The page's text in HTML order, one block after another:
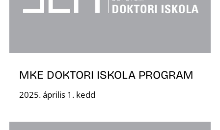
MKE DOKTORI ISKOLA PROGRAM
2025. április 1. kedd